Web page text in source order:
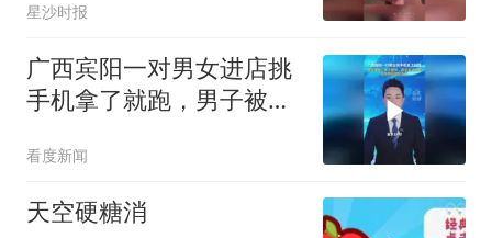
星沙时报
广西宾阳一对男女进店挑
手机拿了就跑，男子被
2部被抢手机
看度新闻
天空硬糖消